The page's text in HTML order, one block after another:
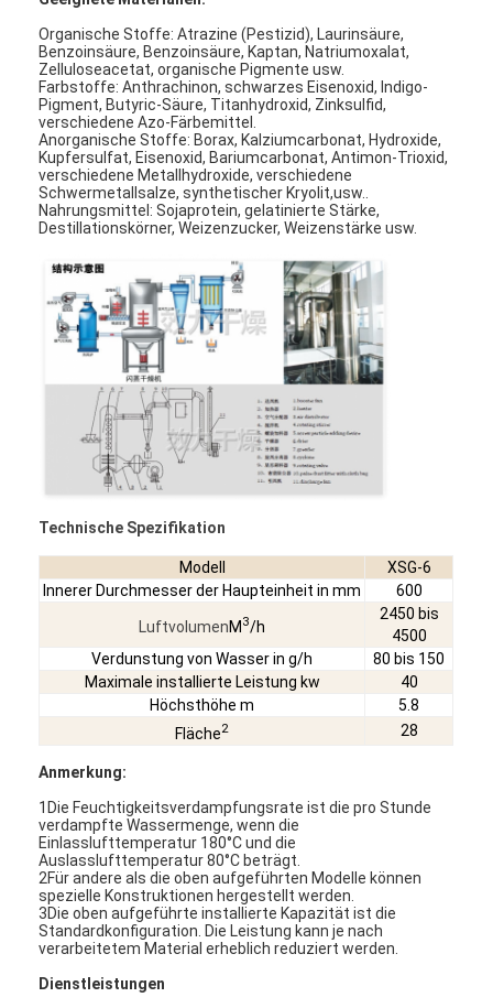
Startseite
Produkte
Über uns
Qualitätskontrolle
Nachrichten
Zentrifugaler HochgeschwindigkeitsSprühtrockner
Vibrierender Wirbelschichttrockner
Mikrowellen-Vakuumtrockner
Druck-Sprühtrockner
Organische Stoffe: Atrazine (Pestizid), Laurinsäure,
Benzoinsäure, Benzoinsäure, Kaptan, Natriumoxalat,
Zelluloseacetat, organische Pigmente usw.
Farbstoffe: Anthrachinon, schwarzes Eisenoxid, Indigo-
Pigment, Butyric-Säure, Titanhydroxid, Zinksulfid,
verschiedene Azo-Färbemittel.
Anorganische Stoffe: Borax, Kalziumcarbonat, Hydroxide,
Kupfersulfat, Eisenoxid, Bariumcarbonat, Antimon-Trioxid,
verschiedene Metallhydroxide, verschiedene
Schwermetallsalze, synthetischer Kryolit,usw..
Nahrungsmittel: Sojaprotein, gelatinierte Stärke,
Destillationskörner, Weizenzucker, Weizenstärke usw.
Technische Spezifikation
Modell
XSG-6
Innerer Durchmesser der Haupteinheit in mm
600
LuftvolumenM3/h
2450 bis
4500
Verdunstung von Wasser in g/h
80 bis 150
Maximale installierte Leistung kw
40
Höchsthöhe m
5.8
Fläche2 28
Anmerkung:
1Die Feuchtigkeitsverdampfungsrate ist die pro Stunde
verdampfte Wassermenge, wenn die
Einlasslufttemperatur 180°C und die
Auslasslufttemperatur 80°C beträgt.
2Für andere als die oben aufgeführten Modelle können
spezielle Konstruktionen hergestellt werden.
3Die oben aufgeführte installierte Kapazität ist die
Standardkonfiguration. Die Leistung kann je nach
verarbeitetem Material erheblich reduziert werden.
Dienstleistungen